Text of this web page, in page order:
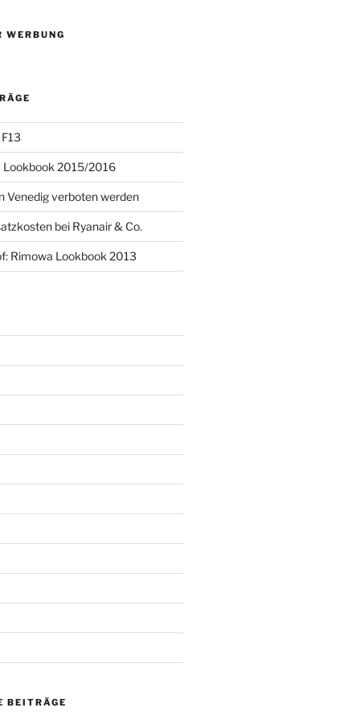
WERBUNG
Lookbook 2015/2016
Venedig verboten werden
bei Ryanair & Co.
Rimowa Lookbook 2013
BEITRÄGE